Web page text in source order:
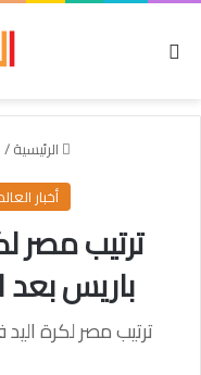
الرئيسية/
أخبار
ترتيب مصر
باريس بعد
ترتيب مصر لكرة